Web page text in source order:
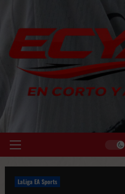
contenido
Menú
LaLiga EA Sports